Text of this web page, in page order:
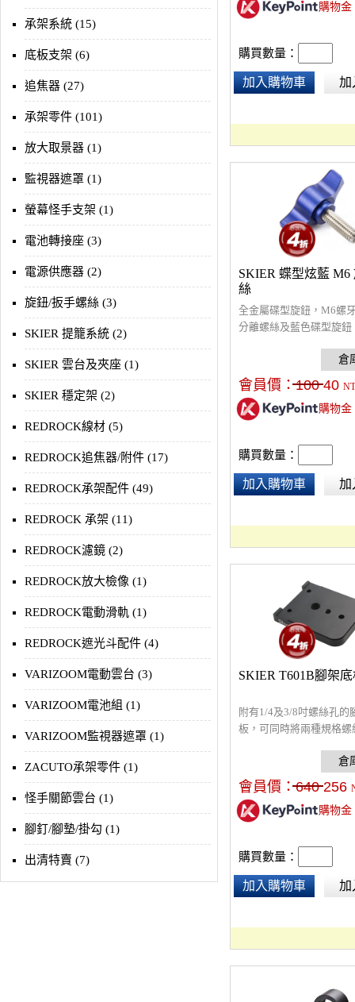
承架系統 (15)
底板支架 (6)
追焦器 (27)
承架零件 (101)
放大取景器 (1)
監視器遮罩 (1)
螢幕怪手支架 (1)
電池轉接座 (3)
電源供應器 (2)
旋鈕/扳手螺絲 (3)
SKIER 提籠系統 (2)
SKIER 雲台及夾座 (1)
SKIER 穩定架 (2)
REDROCK線材 (5)
REDROCK追焦器/附件 (17)
REDROCK承架配件 (49)
REDROCK 承架 (11)
REDROCK濾鏡 (2)
REDROCK放大檢像 (1)
REDROCK電動滑軌 (1)
REDROCK遮光斗配件 (4)
VARIZOOM電動雲台 (3)
VARIZOOM電池組 (1)
VARIZOOM監視器遮罩 (1)
ZACUTO承架零件 (1)
怪手關節雲台 (1)
腳釘/腳墊/掛勾 (1)
出清特賣 (7)
且不受阻，底座不側滑
的提籠，如果你還有鎖
們歡迎你至賣場親身體驗
Share var a2a_config =
{}; a2a_config.linkname =
購物金
購買數量：
加入購物車 加
SKIER 蝶型炫藍 M6
絲
全金屬碟型旋鈕，M6螺
分離螺絲及藍色碟型旋鈕
會員價：100 40
購物金
購買數量：
加入購物車 加
SKIER T601B腳架
附有1/4及3/8吋螺絲孔的
板，可同時將兩種規格螺
會員價：640 256
購物金
購買數量：
加入購物車 加